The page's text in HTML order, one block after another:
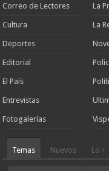
Correo de Lectores
Cultura
Deportes
Editorial
El País
Entrevistas
Fotogalerías
La
La
Temas Nuevos Lo +